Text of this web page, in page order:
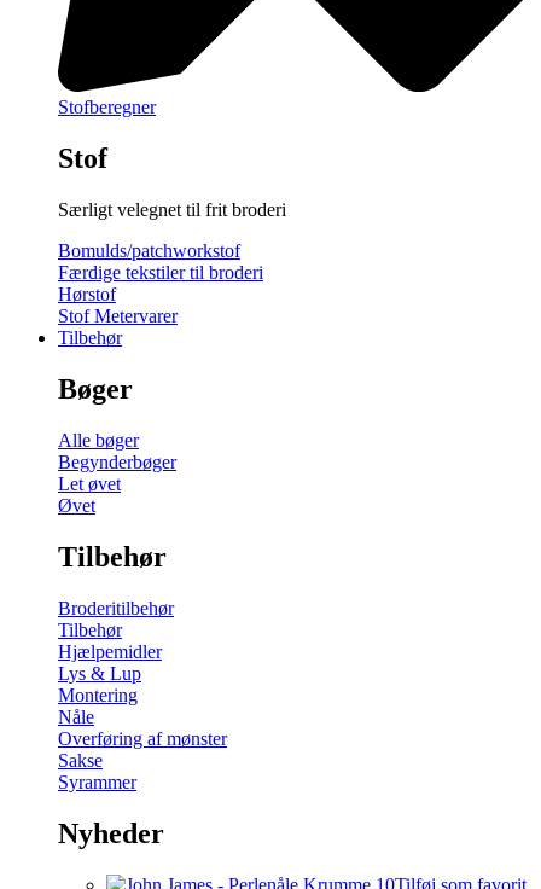
Stofberegner
Stof
Særligt velegnet til frit broderi
Bomulds/patchworkstof
Færdige tekstiler til broderi
Hørstof
Stof Metervarer
Tilbehør
Bøger
Alle bøger
Begynderbøger
Let øvet
Øvet
Tilbehør
Broderitilbehør
Tilbehør
Hjælpemidler
Lys & Lup
Montering
Nåle
Overføring af mønster
Sakse
Syrammer
Nyheder
Tilføj som favorit